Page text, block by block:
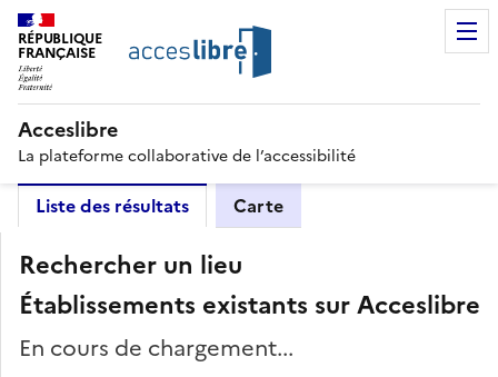
RÉPUBLIQUE
FRANÇAISE
Acceslibre
La plateforme collaborative de l’accessibilité
Liste des résultats Carte
Rechercher un lieu
Établissements existants sur Acceslibre
En cours de chargement...